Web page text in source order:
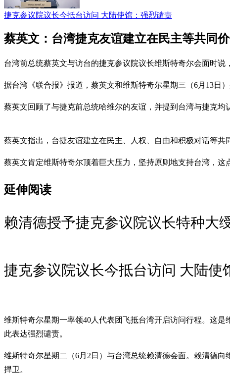
捷克参议院议长今抵台访问 大陆使馆：强烈谴责
蔡英文：台湾捷克友谊建立在民主等共同
台湾前总统蔡英文与访台的捷克参议院议长维斯特奇尔会面时
据台湾《联合报》报道，蔡英文和维斯特奇尔星期三（6月13日
蔡英文回顾了与捷克前总统哈维尔的友谊，并提到台湾与捷克
蔡英文指出，台捷友谊建立在民主、人权、自由和积极对话等
蔡英文肯定维斯特奇尔顶着巨大压力，坚持原则地支持台湾，这
延伸阅读
赖清德授予捷克参议院议长特种大
捷克参议院议长今抵台访问 大陆使
维斯特奇尔星期一率领40人代表团飞抵台湾开启访问行程。这
此表达强烈谴责。
维斯特奇尔星期二（6月2日）与台湾总统赖清德会面。赖清德
捍卫。